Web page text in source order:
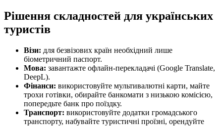
Рішення складностей для українських
туристів
Візи: для безвізових країн необхідний лише
біометричний паспорт.
Мова: завантажте офлайн-перекладачі (Google Translate,
DeepL).
Фінанси: використовуйте мультивалютні карти, майте
трохи готівки, обирайте банкомати з низькою комісією,
попередьте банк про поїздку.
Транспорт: використовуйте додатки громадського
транспорту, набувайте туристичні проїзні, орендуйте